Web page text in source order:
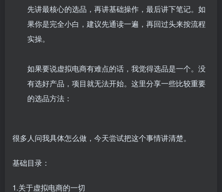
先讲最核心的选品，再讲基础操作，最后讲下笔记。如
果你是完全小白，建议先通读一遍，再回过头来按流程
实操。​
如果要说虚拟电商有难点的话，我觉得选品是一个。没
有选好产品，项目就无法开始。这里分享一些比较重要
的选品方法：​
很多人问我具体怎么做，今天尝试把这个事情讲清楚。
基础目录：
1.关于虚拟电商的一切